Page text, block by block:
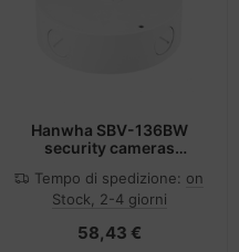
Hanwha SBV-136BW
security cameras
Scatola di connessione
Tempo di spedizione: on
Stock, 2-4 giorni
58,43 €